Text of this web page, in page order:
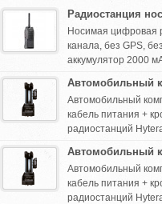
Радиостанция
Носимая цифровая
канала, без GPS,
аккумулятор 2000
Автомобильный
Автомобильный
кабель питания +
радиостанций
Автомобильный
Автомобильный
кабель питания +
радиостанций